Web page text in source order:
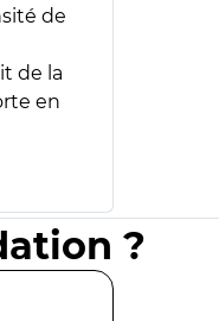
de
de la
en
?